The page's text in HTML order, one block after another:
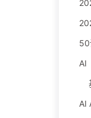
50
AI
AI